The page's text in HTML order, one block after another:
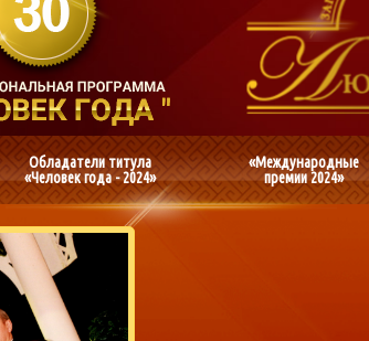
Обладатели титула
«Человек года - 2024»
«Международные
премии 2024»